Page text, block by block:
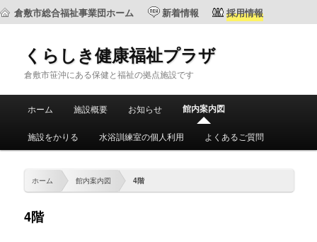
倉敷市総合福祉事業団ホーム 新着情報 採用情報
くらしき健康福祉プラザ
倉敷市笹沖にある保健と福祉の拠点施設です
メ
メ
イ
サ
ブ
ホーム 施設概要 お知らせ 館内案内図
施設をかりる 水浴訓練室の個人利用 よくあるご質問
ホーム 館内案内図 4階
4階